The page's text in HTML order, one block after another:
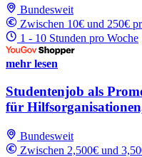
Bundesweit
Zwischen 10€ und 250€
1 - 10 Stunden pro Woche
mehr lesen
Studentenjob als
für
Bundesweit
Zwischen 2,500€ und